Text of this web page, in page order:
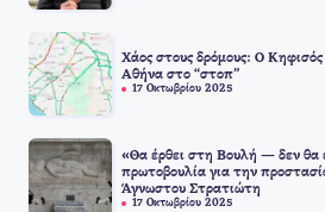
Χάος στους δρόμους: Ο
Αθήνα στο “στοπ”
17 Οκτωβρίου 2025
«Θα έρθει στη Βουλή — δεν θα
πρωτοβουλία για την
Άγνωστου Στρατιώτη
17 Οκτωβρίου 2025